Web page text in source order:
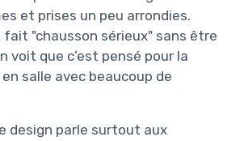
et prises un peu arrondies.
"chausson sérieux" sans être
voit que c’est pensé pour la
salle avec beaucoup de
design parle surtout aux